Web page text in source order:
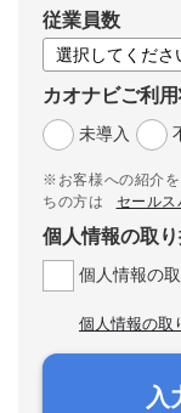
従業員数
カオナビご利
未導入
※お客様への紹介
ちの方は
セール
個人情報の取
個人情報の
個人情報の取
入